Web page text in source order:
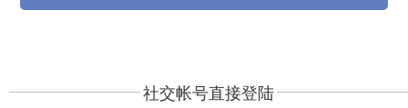
社交帐号直接登陆